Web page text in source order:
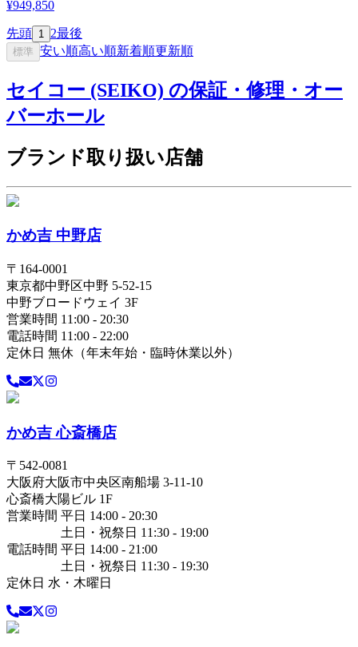
¥949,850
先頭 1 2最後
標準 安い順高い順新着順更新順
セイコー (SEIKO) の保証・修理・オー
バーホール
ブランド取り扱い店舗
かめ吉 中野店
〒 164-0001
東京都中野区中野 5-52-15
中野ブロードウェイ 3F
営業時間 11:00 - 20:30
電話時間 11:00 - 22:00
定休日 無休（年末年始・臨時休業以外）
かめ吉 心斎橋店
〒 542-0081
大阪府大阪市中央区南船場 3-11-10
心斎橋大陽ビル 1F
営業時間 平日 14:00 - 20:30
土日・祝祭日 11:30 - 19:00
電話時間 平日 14:00 - 21:00
土日・祝祭日 11:30 - 19:30
定休日 水・木曜日